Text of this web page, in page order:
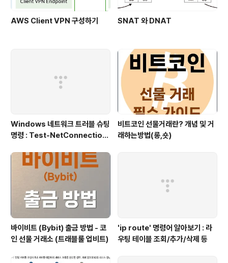
AWS Client VPN 구성하기 SNAT 와 DNAT
Windows 네트워크 트러블 슈팅
명령 : Test-NetConnection
비트코인 선물거래란? 개념 및 거
래하는방법(롱,숏)
바이비트 (Bybit) 출금 방법 - 코
인 선물 거래소 (트래블룰 업비트)
'ip route' 명령어 알아보기 : 라
우팅 테이블 조회/추가/삭제 등